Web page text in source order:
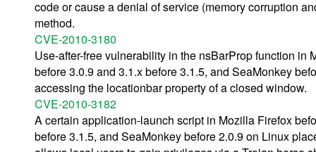
code or cause a denial of service (memory corruption
method.
CVE-2010-3180
Use-after-free vulnerability in the nsBarProp function
before 3.0.9 and 3.1.x before 3.1.5, and SeaMonkey
accessing the locationbar property of a closed window.
CVE-2010-3182
A certain application-launch script in Mozilla Firefox
before 3.1.5, and SeaMonkey before 2.0.9 on Linux